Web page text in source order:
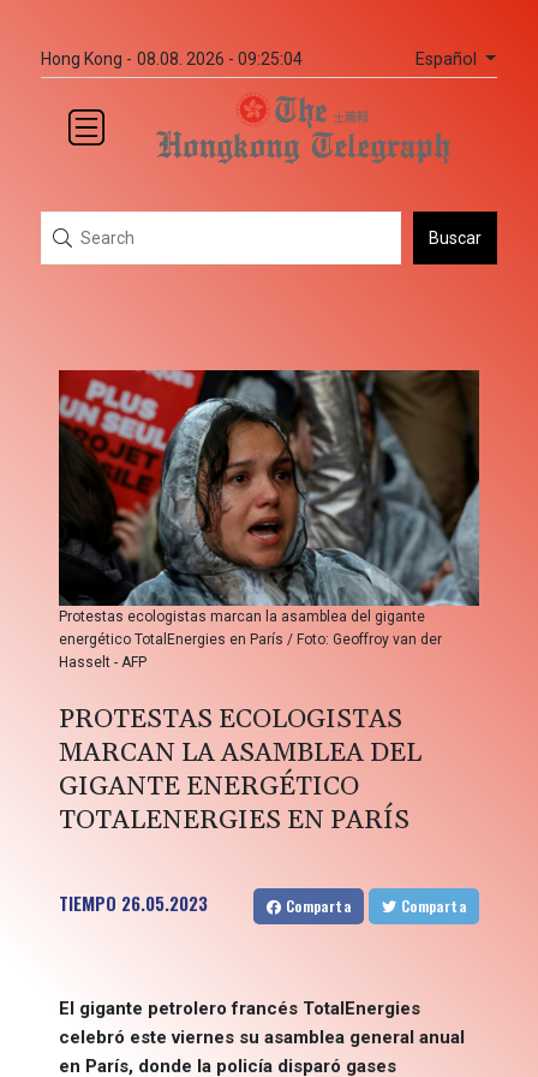
Hong Kong - 08.08. 2026 - 09:25:04 Español
Buscar
Protestas ecologistas marcan la asamblea del gigante
energético TotalEnergies en París / Foto: Geoffroy van der
Hasselt - AFP
PROTESTAS ECOLOGISTAS
MARCAN LA ASAMBLEA DEL
GIGANTE ENERGÉTICO
TOTALENERGIES EN PARÍS
TIEMPO 26.05.2023 Comparta Comparta
El gigante petrolero francés TotalEnergies
celebró este viernes su asamblea general anual
en París, donde la policía disparó gases